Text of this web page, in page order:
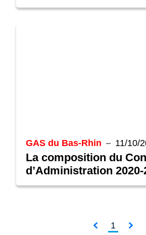
GAS du Bas-Rhin 11/10/
La composition du
d’Administration 2020-
1